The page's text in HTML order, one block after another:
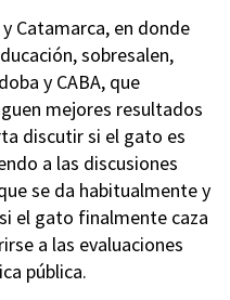
Catamarca, en donde
sobresalen,
y CABA, que
mejores resultados
discutir si el gato es
a las discusiones
se da habitualmente y
el gato finalmente caza
a las evaluaciones
pública.